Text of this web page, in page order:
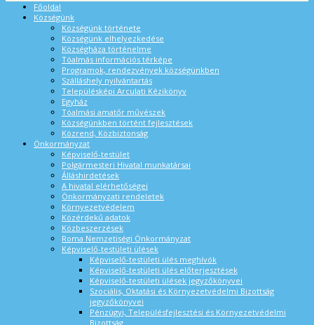
Főoldal
Községünk
Községünk története
Községünk elhelyezkedése
Községháza történelme
Tóalmás információs térképe
Programok, rendezvények községünkben
Szálláshely nyilvántartás
Településképi Arculati Kézikönyv
Egyház
Tóalmási amatőr művészek
Községünkben történt fejlesztések
Közrend, Közbiztonság
Önkormányzat
Képviselő-testület
Polgármesteri Hivatal munkatársai
Álláshirdetések
A hivatal elérhetőségei
Önkormányzati rendeletek
Környezetvédelem
Közérdekű adatok
Közbeszerzések
Roma Nemzetiségi Önkormányzat
Képviselő-testületi ülések
Képviselő-testületi ülés meghívók
Képviselő-testületi ülés előterjesztések
Képviselő-testületi ülések jegyzőkönyvei
Szociális, Oktatási és Környezetvédelmi Bizottság
jegyzőkönyvei
Pénzügyi, Településfejlesztési és Környezetvédelmi
Bizottság